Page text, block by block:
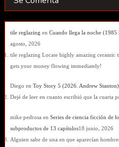
tile reglazing en Cuando llega la noche
agosto, 2026
tile reglazing Locate highly amazing ceramic
gets your money flowing immediately!
Diego en Toy Story 5 (2026. Andrew Stanton)
Dejé de leer en cuanto escribió que la cuarta
mike pedrosa en Series de ciencia ficción de
subproductos de 13 capítulos18 junio, 2026
Alguien sabe de una en que aparecían